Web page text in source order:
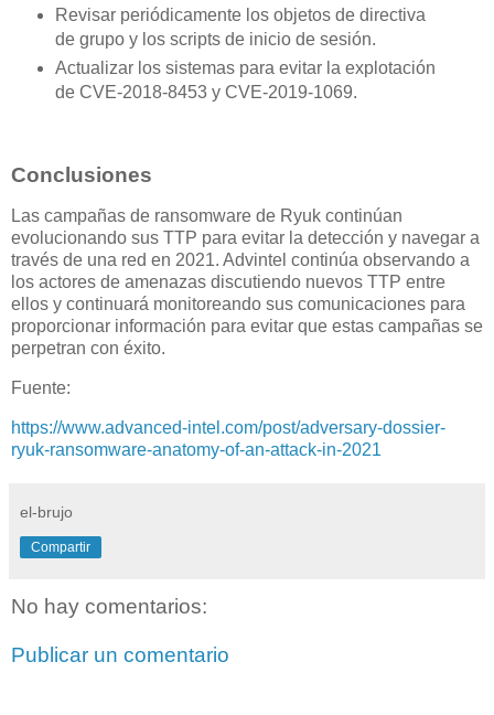
Revisar periódicamente los objetos de directiva
de grupo y los scripts de inicio de sesión.
Actualizar los sistemas para evitar la explotación
de CVE-2018-8453 y CVE-2019-1069.
Conclusiones
Las campañas de ransomware de Ryuk continúan
evolucionando sus TTP para evitar la detección y navegar a
través de una red en 2021. Advintel continúa observando a
los actores de amenazas discutiendo nuevos TTP entre
ellos y continuará monitoreando sus comunicaciones para
proporcionar información para evitar que estas campañas se
perpetran con éxito.
Fuente:
https://www.advanced-intel.com/post/adversary-dossier-
ryuk-ransomware-anatomy-of-an-attack-in-2021
el-brujo
Compartir
No hay comentarios:
Publicar un comentario